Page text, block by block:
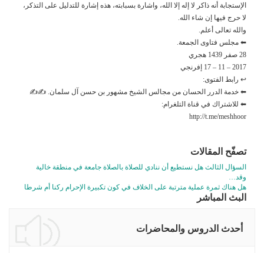
الإستجابة أنه ذاكر لا إله إلا الله، واشارة بسبابته، هذه إشارة للتدليل على التذكر،
لا حرج فيها إن شاء الله.
والله تعالى أعلم.
⬅ مجلس فتاوى الجمعة.
28 صفر 1439 هجري
2017 – 11 – 17 إفرنجي
↩ رابط الفتوى:
⬅ خدمة الدرر الحسان من مجالس الشيخ مشهور بن حسن آل سلمان. ✍✍
⬅ للاشتراك في قناة التلغرام:
http://t.me/meshhoor
تصفّح المقالات
السؤال الثالث هل نستطيع أن ننادي للصلاة بالصلاة جامعة في منطقة خالية
وقد…
هل هناك ثمرة عملية مترتبة على الخلاف في كون تكبيرة الإحرام ركنا أم شرطا
البث المباشر
أحدث الدروس والمحاضرات